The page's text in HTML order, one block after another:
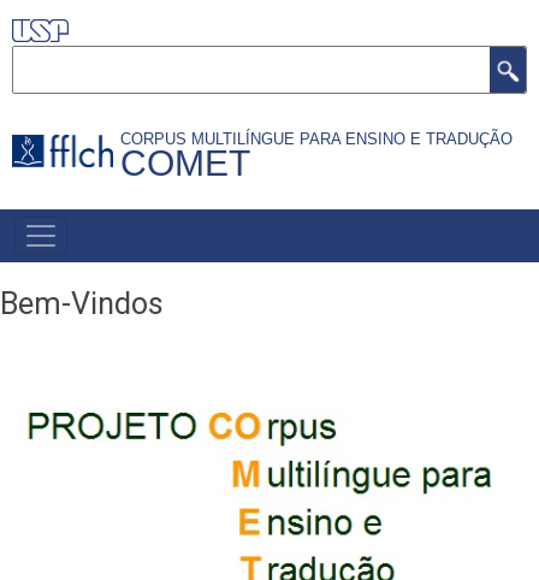
Pular
para
principal
CORPUS MULTILÍNGUE PARA ENSINO E TRADUÇÃO
COMET
NAVEGAÇÃO
PRINCIPAL
Bem-Vindos